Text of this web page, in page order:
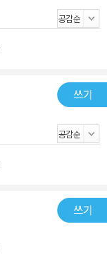
쓰기
쓰기